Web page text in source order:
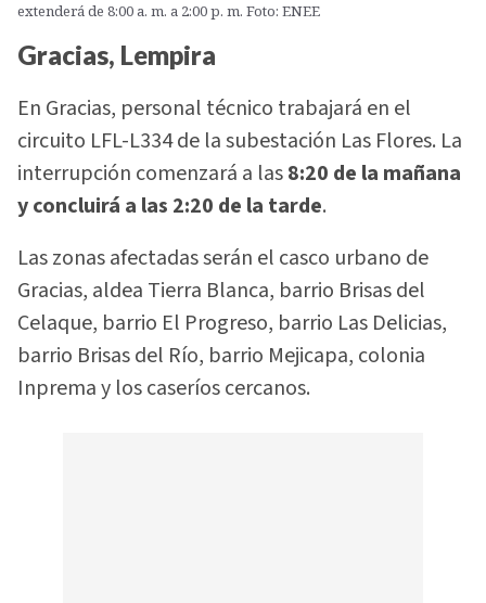
extenderá de 8:00 a. m. a 2:00 p. m. Foto: ENEE
Gracias, Lempira
En Gracias, personal técnico trabajará en el
circuito LFL-L334 de la subestación Las Flores. La
interrupción comenzará a las8:20 de la mañana
y concluirá a las 2:20 de la tarde.
Las zonas afectadas serán el casco urbano de
Gracias, aldea Tierra Blanca, barrio Brisas del
Celaque, barrio El Progreso, barrio Las Delicias,
barrio Brisas del Río, barrio Mejicapa, colonia
Inprema y los caseríos cercanos.